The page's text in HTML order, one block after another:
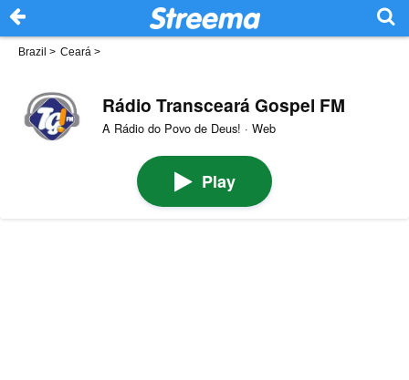
Brazil > Ceará >
Rádio Transceará Gospel FM
A Rádio do Povo de Deus! · Web
Play